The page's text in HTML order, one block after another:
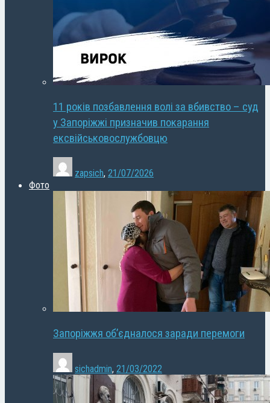
11 років позбавлення волі за вбивство – суд
у Запоріжжі призначив покарання
ексвійськовослужбовцю
zapsich, 21/07/2026
Фото
Запоріжжя об’єдналося заради перемоги
sichadmin, 21/03/2022